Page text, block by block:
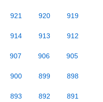
921 920 919
914 913 912
907 906 905
900 899 898
893 892 891